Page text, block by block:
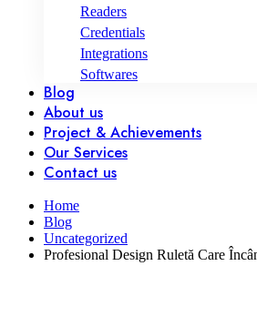
Readers
Credentials
Integrations
Softwares
Blog
About us
Project & Achievements
Our Services
Contact us
Home
Blog
Uncategorized
Profesional Design Ruletă Care